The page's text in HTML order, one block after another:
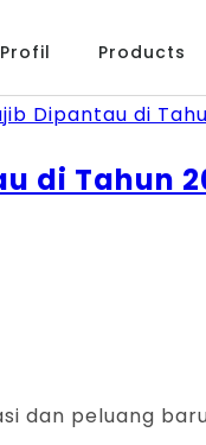
Profil Products
di Tahun
dan peluang